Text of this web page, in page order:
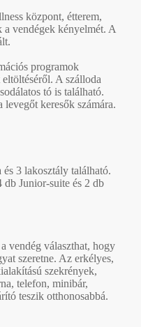
központ, étterem,
a vendégek kényelmét. A
programok
A szálloda
tó is található.
keresők számára.
és 3 lakosztály található.
Junior-suite és 2 db
vendég választhat, hogy
szeretne. Az erkélyes,
szekrények,
telefon, minibár,
teszik otthonosabbá.